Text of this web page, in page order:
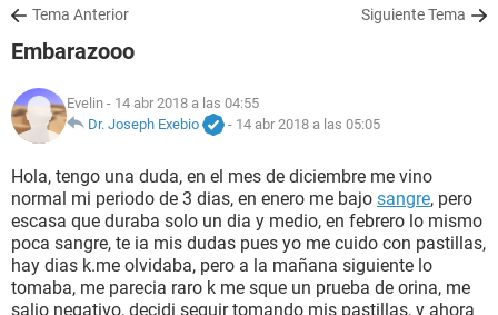
SALUD
NUTRICIÓN
BIENESTAR
SEXUALIDAD
GLOSARIO
Tema Anterior Siguiente Tema
Embarazooo
Evelin - 14 abr 2018 a las 04:55
Dr. Joseph Exebio
- 14 abr 2018 a las 05:05
Hola, tengo una duda, en el mes de diciembre me vino
normal mi periodo de 3 dias, en enero me bajo sangre, pero
escasa que duraba solo un dia y medio, en febrero lo mismo
poca sangre, te ia mis dudas pues yo me cuido con pastillas,
hay dias k.me olvidaba, pero a la mañana siguiente lo
tomaba, me parecia raro k me sque un prueba de orina, me
salio negativo, decidi seguir tomando mis pastillas, y ahora